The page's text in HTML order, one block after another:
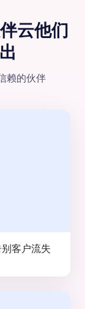
云他们
赖的伙伴
客户流失